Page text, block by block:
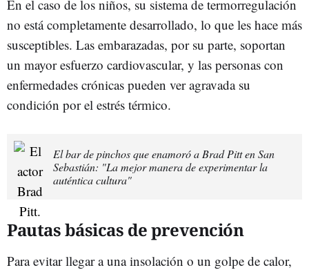
En el caso de los niños, su sistema de termorregulación
no está completamente desarrollado, lo que les hace más
susceptibles. Las embarazadas, por su parte, soportan
un mayor esfuerzo cardiovascular, y las personas con
enfermedades crónicas pueden ver agravada su
condición por el estrés térmico.
El bar de pinchos que enamoró a Brad Pitt en San
Sebastián: "La mejor manera de experimentar la
auténtica cultura"
Pautas básicas de prevención
Para evitar llegar a una insolación o un golpe de calor,